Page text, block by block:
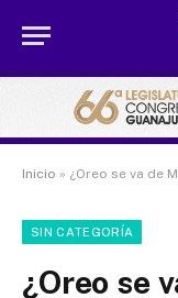
Inicio » ¿Oreo se va de
SIN CATEGORÍA
¿Oreo se